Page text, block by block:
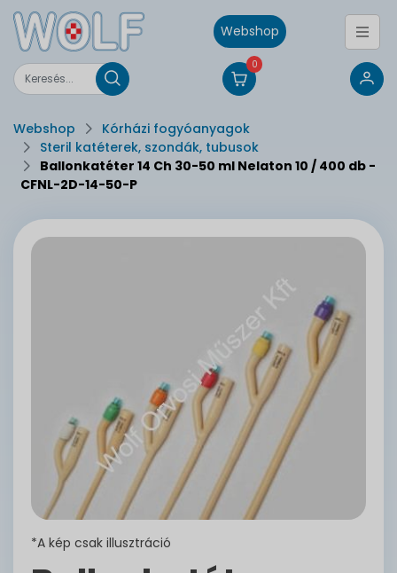
Webshop
0
Webshop
Kórházi fogyóanyagok
Steril katéterek, szondák, tubusok
Ballonkatéter 14 Ch 30-50 ml Nelaton 10 / 400 db -
CFNL-2D-14-50-P
*A kép csak illusztráció